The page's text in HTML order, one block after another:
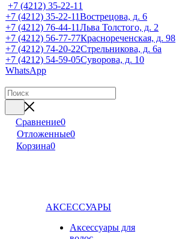
+7 (4212) 35-22-11
+7 (4212) 35-22-11Вострецова, д. 6
+7 (4212) 76-44-11Льва Толстого, д. 2
+7 (4212) 56-77-77Краснореченская, д. 98
+7 (4212) 74-20-22Стрельникова, д. 6а
+7 (4212) 54-59-05Суворова, д. 10
WhatsApp
Сравнение0
Отложенные0
Корзина0
АКСЕССУАРЫ
Аксессуары для